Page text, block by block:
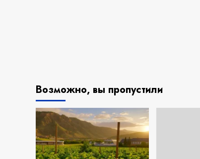
Возможно, вы пропустили